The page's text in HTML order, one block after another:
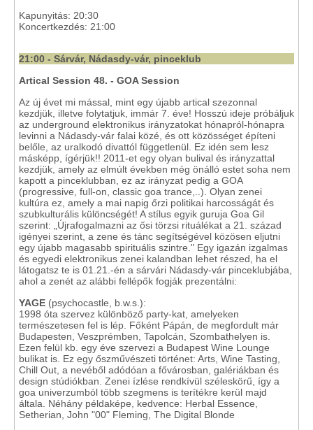
Kapunyitás: 20:30
Koncertkezdés: 21:00
21:00 - Sárvár, Nádasdy-vár, pinceklub
Artical Session 48. - GOA Session
Az új évet mi mással, mint egy újabb artical szezonnal
kezdjük, illetve folytatjuk, immár 7. éve! Hosszú ideje próbáljuk
az underground elektronikus irányzatokat hónapról-hónapra
levinni a Nádasdy-vár falai közé, és ott közösséget építeni
belőle, az uralkodó divattól függetlenül. Ez idén sem lesz
másképp, ígérjük!! 2011-et egy olyan bulival és irányzattal
kezdjük, amely az elmúlt években még önálló estet soha nem
kapott a pinceklubban, ez az irányzat pedig a GOA
(progressive, full-on, classic goa trance,..). Olyan zenei
kultúra ez, amely a mai napig őrzi politikai harcosságát és
szubkulturális különcségét! A stílus egyik guruja Goa Gil
szerint: „Újrafogalmazni az ősi törzsi rituálékat a 21. század
igényei szerint, a zene és tánc segítségével közösen eljutni
egy újabb magasabb spirituális szintre." Egy igazán izgalmas
és egyedi elektronikus zenei kalandban lehet részed, ha el
látogatsz te is 01.21.-én a sárvári Nádasdy-vár pinceklubjába,
ahol a zenét az alábbi fellépők fogják prezentálni:
YAGE (psychocastle, b.w.s.):
1998 óta szervez különböző party-kat, amelyeken
természetesen fel is lép. Főként Pápán, de megfordult már
Budapesten, Veszprémben, Tapolcán, Szombathelyen is.
Ezen felül kb. egy éve szervezi a Budapest Wine Lounge
bulikat is. Ez egy őszművészeti történet: Arts, Wine Tasting,
Chill Out, a nevéből adódóan a fővárosban, galériákban és
design stúdiókban. Zenei ízlése rendkívül széleskörű, így a
goa univerzumból több szegmens is terítékre kerül majd
általa. Néhány példaképe, kedvence: Herbal Essence,
Setherian, John "00" Fleming, The Digital Blonde